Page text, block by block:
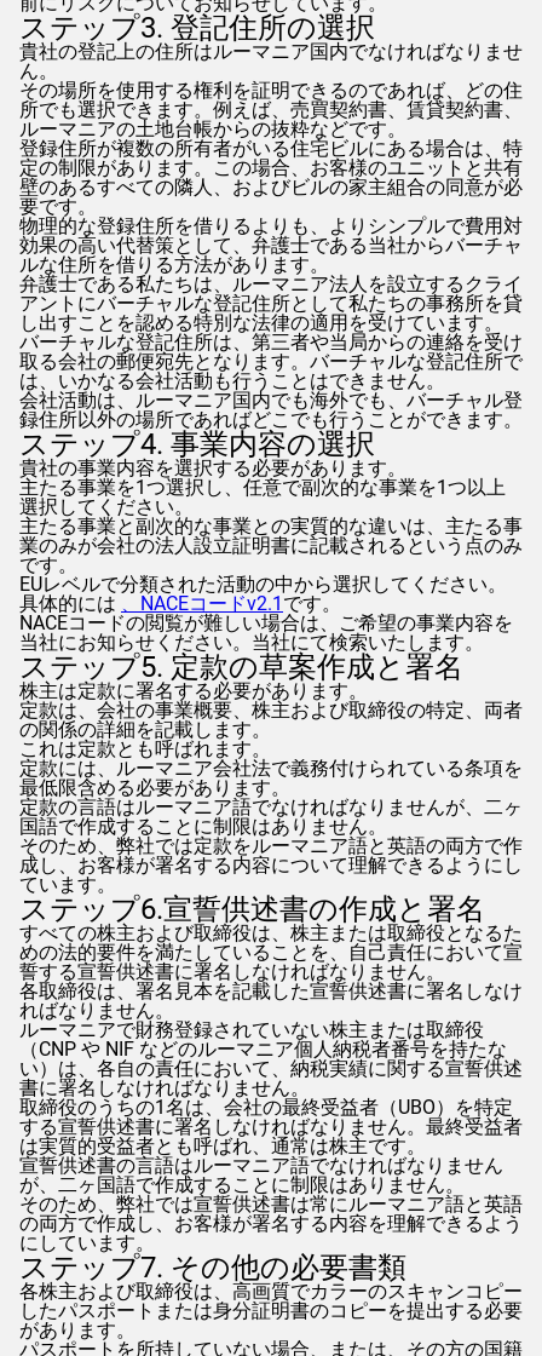
ステップ3. 登記住所の選択
貴社の登記上の住所はルーマニア国内でなければなりませ
ん。
その場所を使用する権利を証明できるのであれば、どの住
所でも選択できます。例えば、売買契約書、賃貸契約書、
ルーマニアの土地台帳からの抜粋などです。
登録住所が複数の所有者がいる住宅ビルにある場合は、特
定の制限があります。この場合、お客様のユニットと共有
壁のあるすべての隣人、およびビルの家主組合の同意が必
要です。
物理的な登録住所を借りるよりも、よりシンプルで費用対
効果の高い代替策として、弁護士である当社からバーチャ
ルな住所を借りる方法があります。
弁護士である私たちは、ルーマニア法人を設立するクライ
アントにバーチャルな登記住所として私たちの事務所を貸
し出すことを認める特別な法律の適用を受けています。
バーチャルな登記住所は、第三者や当局からの連絡を受け
取る会社の郵便宛先となります。バーチャルな登記住所で
は、いかなる会社活動も行うことはできません。
会社活動は、ルーマニア国内でも海外でも、バーチャル登
録住所以外の場所であればどこでも行うことができます。
ステップ4. 事業内容の選択
貴社の事業内容を選択する必要があります。
主たる事業を1つ選択し、任意で副次的な事業を1つ以上
選択してください。
主たる事業と副次的な事業との実質的な違いは、主たる事
業のみが会社の法人設立証明書に記載されるという点のみ
です。
EUレベルで分類された活動の中から選択してください。
具体的には 、NACEコードv2.1 です。
NACEコードの閲覧が難しい場合は、ご希望の事業内容を
当社にお知らせください。当社にて検索いたします。
ステップ5. 定款の草案作成と署名
株主は定款に署名する必要があります。
定款は、会社の事業概要、株主および取締役の特定、両者
の関係の詳細を記載します。
これは定款とも呼ばれます。
定款には、ルーマニア会社法で義務付けられている条項を
最低限含める必要があります。
定款の言語はルーマニア語でなければなりませんが、二ヶ
国語で作成することに制限はありません。
そのため、弊社では定款をルーマニア語と英語の両方で作
成し、お客様が署名する内容について理解できるようにし
ています。
ステップ6.宣誓供述書の作成と署名
すべての株主および取締役は、株主または取締役となるた
めの法的要件を満たしていることを、自己責任において宣
誓する宣誓供述書に署名しなければなりません。
各取締役は、署名見本を記載した宣誓供述書に署名しなけ
ればなりません。
ルーマニアで財務登録されていない株主または取締役
（CNP や NIF などのルーマニア個人納税者番号を持たな
い）は、各自の責任において、納税実績に関する宣誓供述
書に署名しなければなりません。
取締役のうちの1名は、会社の最終受益者（UBO）を特定
する宣誓供述書に署名しなければなりません。最終受益者
は実質的受益者とも呼ばれ、通常は株主です。
宣誓供述書の言語はルーマニア語でなければなりません
が、二ヶ国語で作成することに制限はありません。
そのため、弊社では宣誓供述書は常にルーマニア語と英語
の両方で作成し、お客様が署名する内容を理解できるよう
にしています。
ステップ7. その他の必要書類
各株主および取締役は、高画質でカラーのスキャンコピー
したパスポートまたは身分証明書のコピーを提出する必要
があります。
パスポートを所持していない場合、または、その方の国籍